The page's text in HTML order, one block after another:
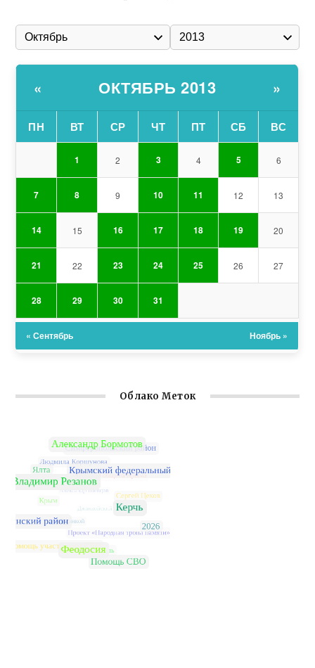
« ОКТЯБРЬ 2013 »
ПН ВТ СР ЧТ ПТ СБ ВС
1 2 3 4 5 6
7 8 9 10 11 12 13
14 15 16 17 18 19 20
21 22 23 24 25 26 27
28 29 30 31
« Сентябрь Ноябрь »
Облако Меток